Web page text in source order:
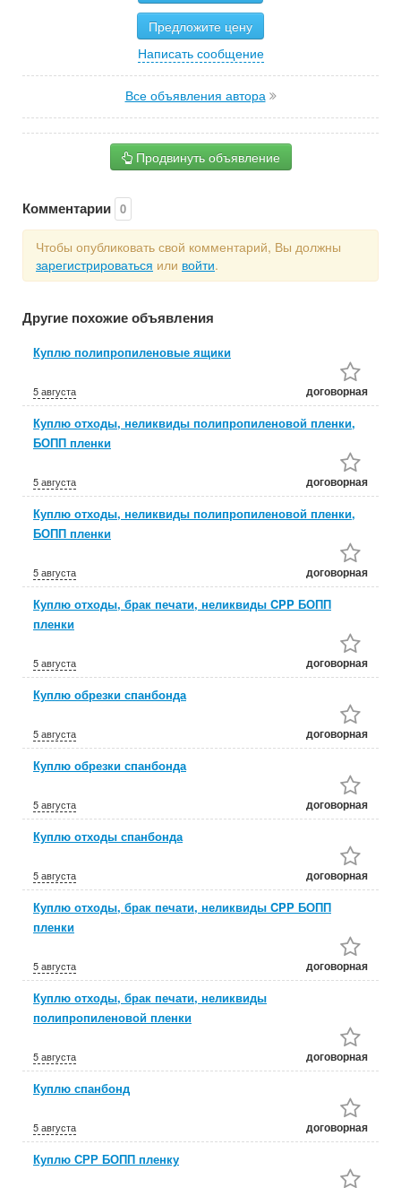
Предложите цену
Написать сообщение
Все объявления автора
Продвинуть объявление
Комментарии 0
Чтобы опубликовать свой комментарий, Вы должны
зарегистрироваться или войти.
Другие похожие объявления
Куплю полипропиленовые ящики
5 августа договорная
Куплю отходы, неликвиды полипропиленовой пленки,
БОПП пленки
5 августа договорная
Куплю отходы, неликвиды полипропиленовой пленки,
БОПП пленки
5 августа договорная
Куплю отходы, брак печати, неликвиды CPP БОПП
пленки
5 августа договорная
Куплю обрезки спанбонда
5 августа договорная
Куплю обрезки спанбонда
5 августа договорная
Куплю отходы спанбонда
5 августа договорная
Куплю отходы, брак печати, неликвиды CPP БОПП
пленки
5 августа договорная
Куплю отходы, брак печати, неликвиды
полипропиленовой пленки
5 августа договорная
Куплю спанбонд
5 августа договорная
Куплю СРР БОПП пленку